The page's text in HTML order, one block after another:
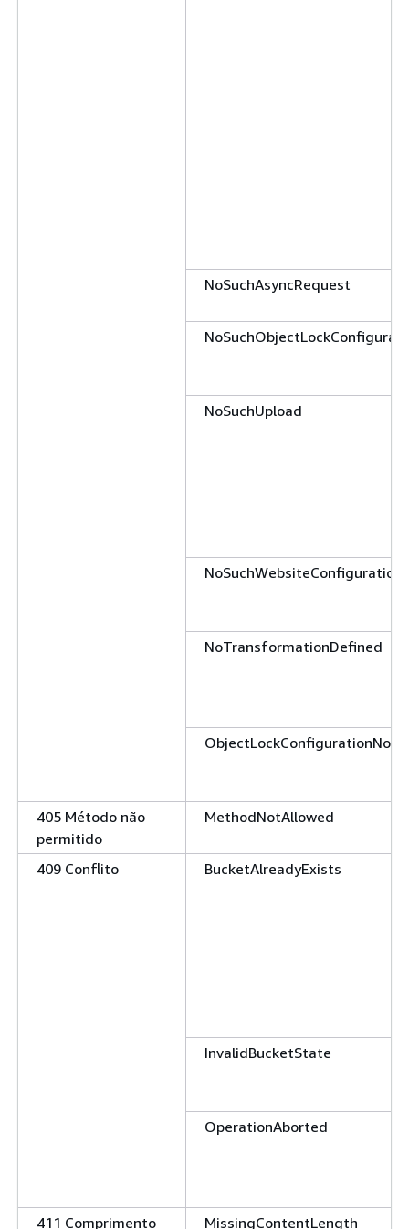
NoSuchAsyncRequest
NoSuchUpload
NoSuchWebsiteConfiguration
NoTransformationDefined
405 Método não
permitido
MethodNotAllowed
409 Conflito BucketAlreadyExists
InvalidBucketState
OperationAborted
411 Comprimento MissingContentLength